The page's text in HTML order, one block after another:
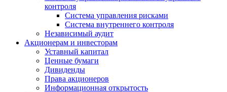
контроля
Система управления рисками
Система внутреннего контроля
Независимый аудит
Акционерам и инвесторам
Уставный капитал
Ценные бумаги
Дивиденды
Права акционеров
Информационная открытость